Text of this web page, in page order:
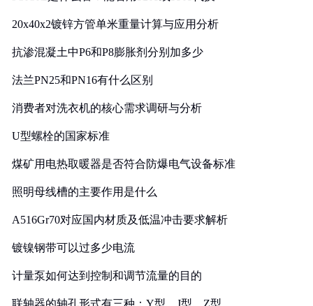
20x40x2镀锌方管单米重量计算与应用分析
抗渗混凝土中P6和P8膨胀剂分别加多少
法兰PN25和PN16有什么区别
消费者对洗衣机的核心需求调研与分析
U型螺栓的国家标准
煤矿用电热取暖器是否符合防爆电气设备标准
照明母线槽的主要作用是什么
A516Gr70对应国内材质及低温冲击要求解析
镀镍钢带可以过多少电流
计量泵如何达到控制和调节流量的目的
联轴器的轴孔形式有三种：Y型、J型、Z型